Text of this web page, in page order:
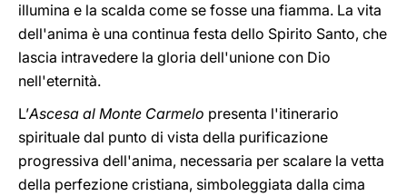
illumina e la scalda come se fosse una fiamma. La vita
dell'anima è una continua festa dello Spirito Santo, che
lascia intravedere la gloria dell'unione con Dio
nell'eternità.
L’Ascesa al Monte Carmelo presenta l'itinerario
spirituale dal punto di vista della purificazione
progressiva dell'anima, necessaria per scalare la vetta
della perfezione cristiana, simboleggiata dalla cima